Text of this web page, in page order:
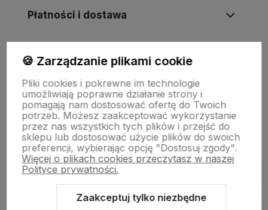
Płatności i dostawa
Informacje
O nas
🍪 Zarządzanie plikami cookie
Pliki cookies i pokrewne im technologie
umożliwiają poprawne działanie strony i
pomagają nam dostosować ofertę do Twoich
potrzeb. Możesz zaakceptować wykorzystanie
przez nas wszystkich tych plików i przejść do
sklepu lub dostosować użycie plików do swoich
preferencji, wybierając opcję "Dostosuj zgody".
Więcej o plikach cookies przeczytasz w naszej
Polityce prywatności.
Zaakceptuj tylko niezbędne